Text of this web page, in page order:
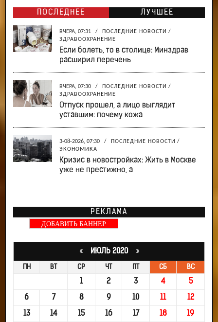
ПОСЛЕДНЕЕ ЛУЧШЕЕ
ВЧЕРА, 07:31 / ПОСЛЕДНИЕ НОВОСТИ /
ЗДРАВООХРАНЕНИЕ
Если болеть, то в столице: Минздрав
расширил перечень
ВЧЕРА, 07:30 / ПОСЛЕДНИЕ НОВОСТИ /
ЗДРАВООХРАНЕНИЕ
Отпуск прошел, а лицо выглядит
уставшим: почему кожа
3-08-2026, 07:30 / ПОСЛЕДНИЕ НОВОСТИ /
ЭКОНОМИКА
Кризис в новостройках: Жить в Москве
уже не престижно, а
РЕКЛАМА
ДОБАВИТЬ БАННЕР
«ИЮЛЬ 2020 »
ПН ВТ СР ЧТ ПТ СБ ВС
1 2 3 4 5
6 7 8 9 10 11 12
13 14 15 16 17 18 19